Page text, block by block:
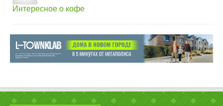
Интересное о кофе